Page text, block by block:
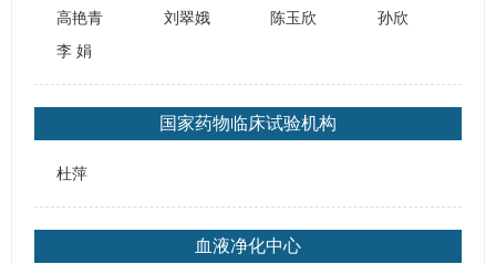
高艳青 刘翠娥 陈玉欣
孙欣
李 娟
国家药物临床试验机构
杜萍
血液净化中心